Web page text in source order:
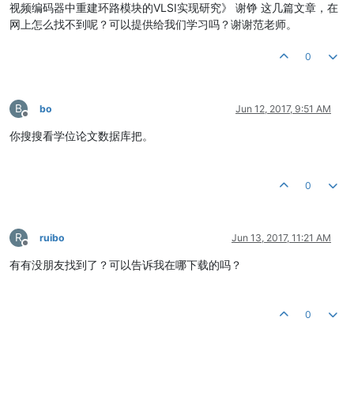
视频编码器中重建环路模块的VLSI实现研究》 谢铮 这几篇文章，在
网上怎么找不到呢？可以提供给我们学习吗？谢谢范老师。
0
B
Offline
bo Jun 12, 2017, 9:51 AM
你搜搜看学位论文数据库把。
0
R
Offline
ruibo Jun 13, 2017, 11:21 AM
有有没朋友找到了？可以告诉我在哪下载的吗？
0